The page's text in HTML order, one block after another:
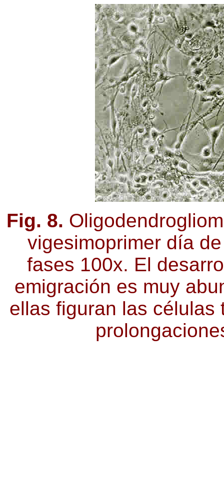
Fig. 8.
vigesimoprimer día
fases 100x. El
emigración es muy
ellas figuran las células